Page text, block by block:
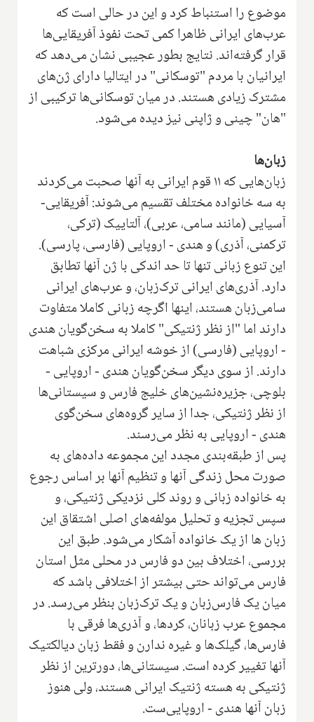
موضوع را ‌استنباط کرد و این در حالی است که
عرب‌های ایرانی ظاهرا کمی تحت نفوذ آفریقایی‌ها
قرار گرفته‌اند. نتایج بطور عجیبی نشان می‌دهد که
ایرانیان با مردم "توسکانی" در ایتالیا دارای ژن‌های
مشترک زیادی هستند. در میان توسکانی‌ها ترکیبی از
"هان" چینی و ژاپنی نیز دیده می‌شود.
زبان‌ها
زبان‌هایی که ۱۱ قوم ایرانی به آنها صحبت می‌کردند
به سه خانواده مختلف تقسیم می‌شوند: آفریقایی-
آسیایی (مانند سامی، عربی)، آلتاییک (ترکی،
ترکمنی، آذری) و هندی - ‌اروپایی (فارسی، پارسی‌‌‌).
این تنوع زبانی تنها تا حد اندکی با ژن آنها تطابق
دارد. آذری‌های ایرانی ترک‌زبان، و عرب‌های ایرانی
سامی‌زبان هستند، اینها اگرچه زبانی کاملا متفاوت
دارند اما "از نظر ژنتیکی" کاملا به سخن‌گویان هندی
- ‌اروپایی (فارسی‌‌)‌‌ از خوشه ایرانی مرکزی شباهت
دارند. از سوی دیگر سخن‌گویان هندی - ‌اروپایی -
بلوچی، جزیره‌نشین‌های خلیج فارس و سیستانی‌ها
از نظر ژنتیکی، جدا از سایر‌ گروه‌های سخن‌گوی‌
هندی - ‌اروپایی به نظر می‌رسند.‌
پس از طبقه‌بندی مجدد این مجموعه داده‌های به
صورت محل زندگی آنها و تنظیم آنها بر اساس رجوع
‌به خانواده زبانی و روند کلی نزدیکی ژنتیکی‌، و
سپس تجزیه و تحلیل مولفه‌های اصلی اشتقاق این
زبان ها از یک خانواده آشکار می‌شود. طبق این
بررسی، اختلاف بین دو فارس در محلی مثل استان
فارس می‌تواند حتی بیشتر از اختلافی باشد که
میان یک فارس‌زبان و یک ترک‌زبان بنظر می‌رسد. در
مجموع عرب زبانان، کردها، و آذری‌ها فرقی با
فارس‌ها، گیلک‌ها و غیره ندارن و فقط زبان‌ دیالکتیک
آنها تغییر کرده است. سیستانی‌ها، دورترین از نظر
ژنتیکی به هسته ژنتیک ایرانی هستند، ولی هنوز
زبان آنها هندی - ‌اروپایی‌ست.